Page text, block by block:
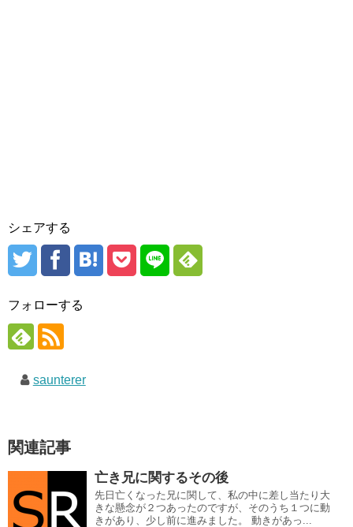
シェアする
フォローする
saunterer
関連記事
亡き兄に関するその後
先日亡くなった兄に関して、私の中に差し当たり大
きな懸念が２つあったのですが、そのうち１つに動
きがあり、少し前に進みました。 動きがあっ...